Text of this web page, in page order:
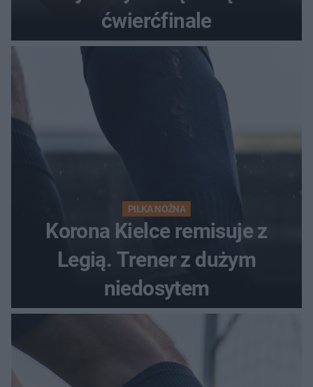
ćwierćfinale
PIŁKA NOŻNA
Korona Kielce remisuje z
Legią. Trener z dużym
niedosytem